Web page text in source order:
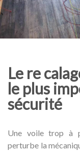
Le re
le plus
sécurité
Une voile trop à
perturbe la